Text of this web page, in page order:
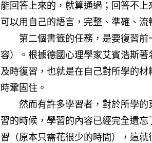
能回答上來的，就算通過；回答不
可以用自己的語言，完整、準確、流
第二個書籤的任務，是要復習前
容）。根據德國心理學家艾賓浩斯
及時復習，也就是在自己對所學的
時鞏固住。
然而有許多學習者，對於所學的
習的時候，學習的內容已經完全遺
習（原本只需花很少的時間），這就